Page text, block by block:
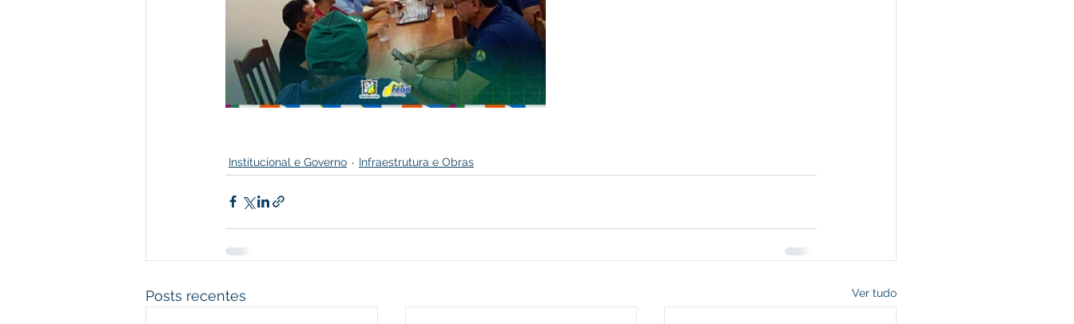
Institucional e Governo Infraestrutura e Obras
Posts recentes Ver tudo